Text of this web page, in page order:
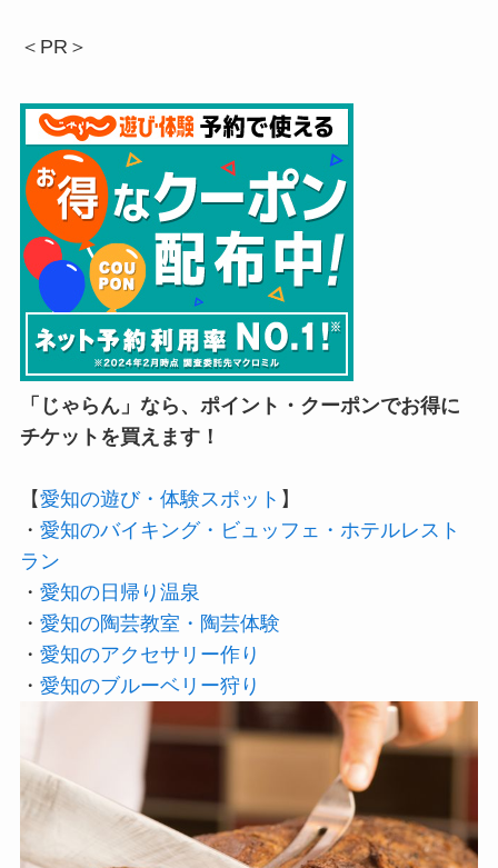
＜PR＞
「じゃらん」なら、ポイント・クーポンでお得に
チケットを買えます！
【愛知の遊び・体験スポット 】
・ 愛知のバイキング・ビュッフェ・ホテルレスト
ラン
・ 愛知の日帰り温泉
・ 愛知の陶芸教室・陶芸体験
・ 愛知のアクセサリー作り
・ 愛知のブルーベリー狩り